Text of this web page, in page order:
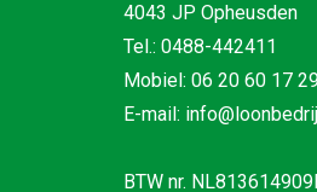
4043 JP Opheusden
Tel.: 0488-442411
Mobiel: 06 20 60 17
E-mail:
BTW nr.